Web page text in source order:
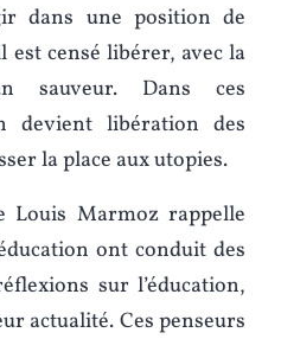
dans une position de
est censé libérer, avec la
sauveur. Dans ces
devient libération des
la place aux utopies.
Louis Marmoz rappelle
ont conduit des
sur l’éducation,
actualité. Ces penseurs